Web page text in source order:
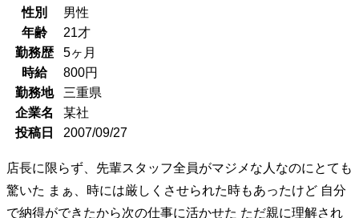
性別
男性
年齢
21才
勤務歴
5ヶ月
時給
800円
勤務地
三重県
企業名
某社
投稿日
2007/09/27
店長に限らず、先輩スタッフ全員がマジメな人なのにとても
驚いた まぁ、時には厳しくさせられた時もあったけど 自分
で納得ができたから次の仕事に活かせた ただ親に理解され